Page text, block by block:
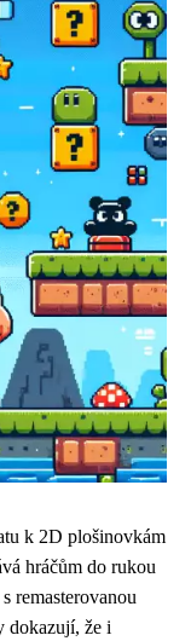
k 2D plošinovkám
hráčům do rukou
remasterovanou
dokazují, že i